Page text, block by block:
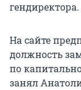
гендиректора.
На сайте
должность
по
занял